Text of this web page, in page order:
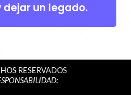
dejar un legado.
RESERVADOS